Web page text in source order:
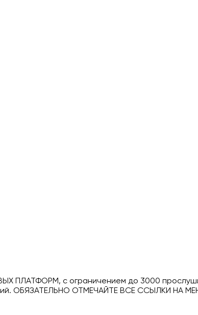
ПЛАТФОРМ, с ограничением до 3000
ОБЯЗАТЕЛЬНО ОТМЕЧАЙТЕ ВСЕ ССЫЛКИ НА